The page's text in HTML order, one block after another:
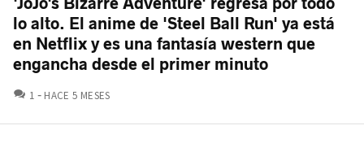
lo alto. El anime de 'Steel Ball Run' ya está
en Netflix y es una fantasía western que
engancha desde el primer minuto
1 COMENTARIOS
HACE 5 MESES